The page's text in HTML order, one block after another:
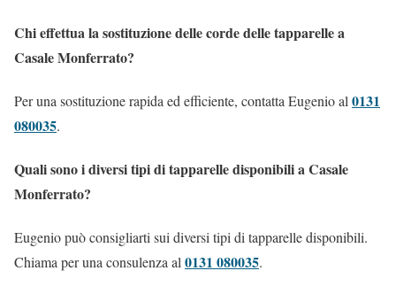
Chi effettua la sostituzione delle corde delle tapparelle a
Casale Monferrato?
Per una sostituzione rapida ed efficiente, contatta Eugenio al 0131
080035.
Quali sono i diversi tipi di tapparelle disponibili a Casale
Monferrato?
Eugenio può consigliarti sui diversi tipi di tapparelle disponibili.
Chiama per una consulenza al0131 080035.